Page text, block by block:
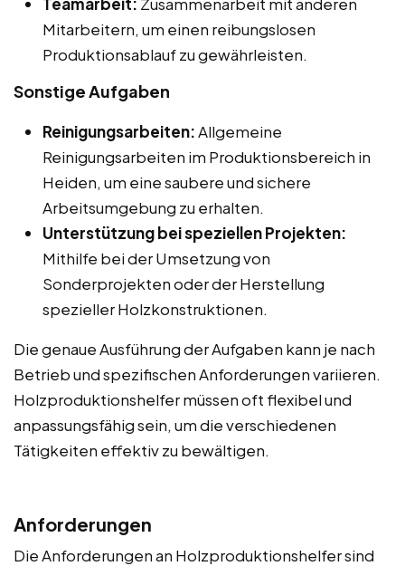
Mitarbeitern, um einen reibungslosen
Produktionsablauf zu gewährleisten.
Sonstige Aufgaben
Reinigungsarbeiten:Allgemeine
Reinigungsarbeiten im Produktionsbereich in
Heiden, um eine saubere und sichere
Arbeitsumgebung zu erhalten.
Unterstützung bei speziellen Projekten:
Mithilfe bei der Umsetzung von
Sonderprojekten oder der Herstellung
spezieller Holzkonstruktionen.
Die genaue Ausführung der Aufgaben kann je nach
Betrieb und spezifischen Anforderungen variieren.
Holzproduktionshelfer müssen oft flexibel und
anpassungsfähig sein, um die verschiedenen
Tätigkeiten effektiv zu bewältigen.
Anforderungen
Die Anforderungen an Holzproduktionshelfer sind